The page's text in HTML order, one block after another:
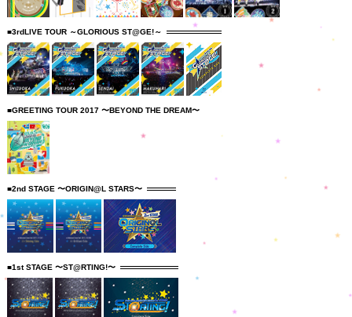
■3rdLIVE TOUR ～GLORIOUS ST@GE!～
■GREETING TOUR 2017 〜BEYOND THE DREAM〜
■2nd STAGE 〜ORIGIN@L STARS〜
■1st STAGE 〜ST@RTING!〜